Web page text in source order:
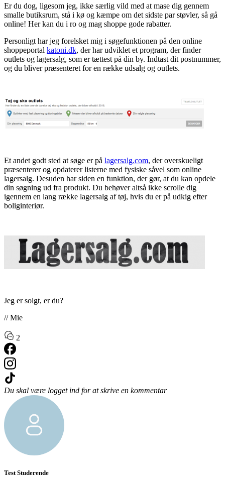
Er du dog, ligesom jeg, ikke særlig vild med at mase dig gennem
smalle butiksrum, stå i kø og kæmpe om det sidste par støvler, så gå
online! Her kan du i ro og mag shoppe gode rabatter.
Personligt har jeg forelsket mig i søgefunktionen på den online
shoppeportal katoni.dk, der har udviklet et program, der finder
outlets og lagersalg, som er tættest på din by. Indtast dit postnummer,
og du bliver præsenteret for en række udsalg og outlets.
Et andet godt sted at søge er på lagersalg.com, der overskueligt
præsenterer og opdaterer listerne med fysiske såvel som online
lagersalg. Desuden har siden en funktion, der gør, at du kan opdele
din søgning ud fra produkt. Du behøver altså ikke scrolle dig
igennem en lang række lagersalg af tøj, hvis du er på udkig efter
boliginteriør.
Jeg er solgt, er du?
// Mie
2
Du skal være logget ind for at skrive en kommentar
Test Studerende